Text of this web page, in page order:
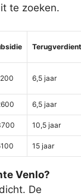
te zoeken.
6,5 jaar
6,5 jaar
10,5 jaar
15 jaar
Venlo?
De